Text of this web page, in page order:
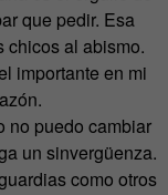
que pedir. Esa
chicos al abismo.
importante en mi
no puedo cambiar
un sinvergüenza.
como otros